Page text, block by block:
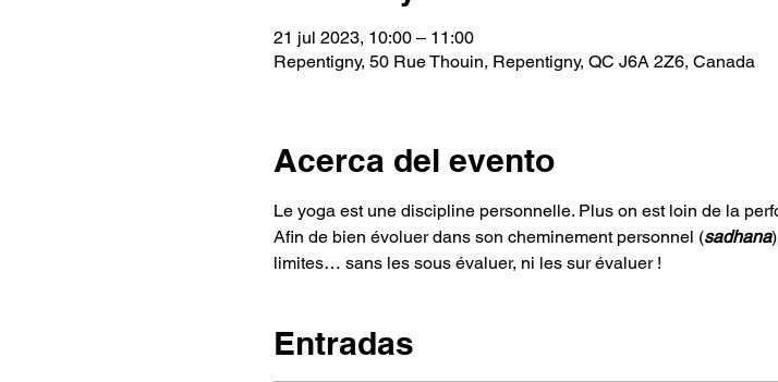
21 jul 2023, 10:00 – 11:00
Repentigny, 50 Rue Thouin, Repentigny, QC J6A 2Z6, Canada
Acerca del evento
Le yoga est une discipline personnelle. Plus on est loin de la
Afin de bien évoluer dans son cheminement personnel (sadhana
limites… sans les sous évaluer, ni les sur évaluer !
Entradas